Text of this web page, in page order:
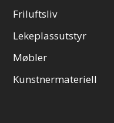
Friluftsliv
Lekeplassutstyr
Møbler
Kunstnermateriell